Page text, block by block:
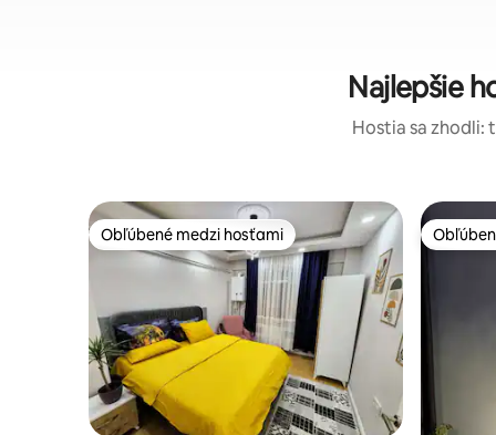
Najlepšie
Hostia sa zhodli:
Obľúbené medzi hosťami
Obľúbené medzi hosťami